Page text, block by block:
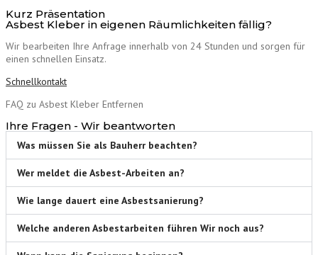
Kurz Präsentation
Asbest Kleber in eigenen Räumlichkeiten fällig?
Wir bearbeiten Ihre Anfrage innerhalb von 24 Stunden und sorgen für
einen schnellen Einsatz.
Schnellkontakt
FAQ zu Asbest Kleber Entfernen
Ihre Fragen - Wir beantworten
Was müssen Sie als Bauherr beachten?
Wer meldet die Asbest-Arbeiten an?
Wie lange dauert eine Asbestsanierung?
Welche anderen Asbestarbeiten führen Wir noch aus?